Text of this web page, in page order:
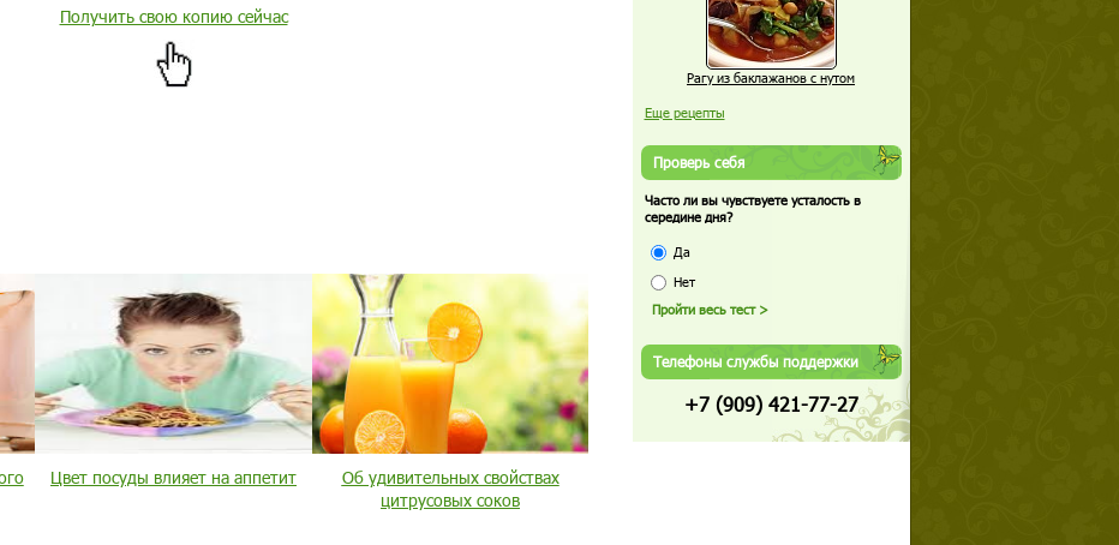
Получить свою копию сейчас
Цвет посуды влияет на аппетит
Об удивительных свойствах
цитрусовых соков
Рагу из баклажанов с нутом
Еще рецепты
Проверь себя
Часто ли вы чувствуете усталость в
середине дня?
Да
Нет
Телефоны службы поддержки
+7 (909) 421-77-27